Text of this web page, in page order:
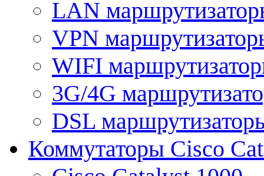
LAN
VPN
WIFI
3G/4G
DSL
Коммутаторы Cisco